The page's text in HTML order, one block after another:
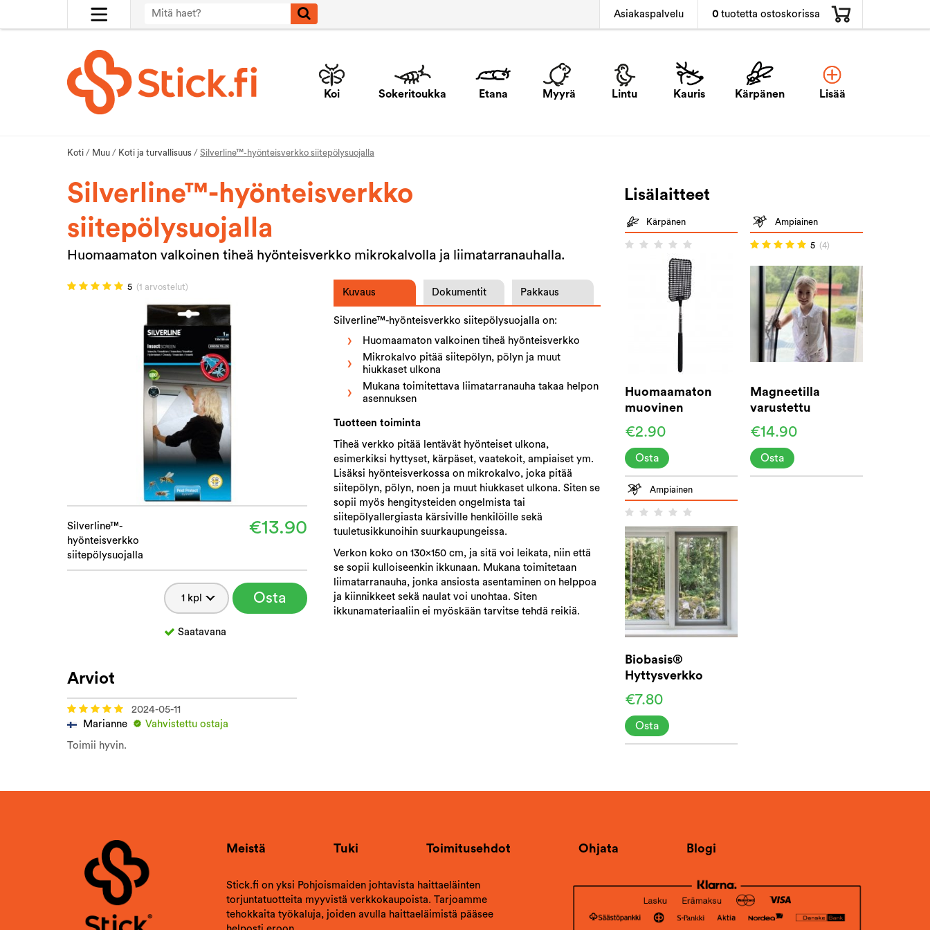
Asiakaspalvelu 0 tuotetta ostoskorissa
Koi Sokeritoukka Etana Myyrä Lintu Kauris Kärpänen Lisää
Koti / Muu / Koti ja turvallisuus / Silverline™-hyönteisverkko siitepölysuojalla
Silverline™-hyönteisverkko
siitepölysuojalla
Huomaamaton valkoinen tiheä hyönteisverkko mikrokalvolla ja liimatarranauhalla.
5 (1 arvostelut)
Silverline™-
hyönteisverkko
siitepölysuojalla
€13.90
Osta
Saatavana
Kuvaus Dokumentit Pakkaus
Silverline™-hyönteisverkko siitepölysuojalla on:
Huomaamaton valkoinen tiheä hyönteisverkko
Mikrokalvo pitää siitepölyn, pölyn ja muut
hiukkaset ulkona
Mukana toimitettava liimatarranauha takaa helpon
asennuksen
Tuotteen toiminta
Tiheä verkko pitää lentävät hyönteiset ulkona,
esimerkiksi hyttyset, kärpäset, vaatekoit, ampiaiset ym.
Lisäksi hyönteisverkossa on mikrokalvo, joka pitää
siitepölyn, pölyn, noen ja muut hiukkaset ulkona. Siten se
sopii myös hengitysteiden ongelmista tai
siitepölyallergiasta kärsiville henkilöille sekä
tuuletusikkunoihin suurkaupungeissa.
Verkon koko on 130x150 cm, ja sitä voi leikata, niin että
se sopii kulloiseenkin ikkunaan. Mukana toimitetaan
liimatarranauha, jonka ansiosta asentaminen on helppoa
ja kiinnikkeet sekä naulat voi unohtaa. Siten
ikkunamateriaaliin ei myöskään tarvitse tehdä reikiä.
Arviot
2024-05-11
Marianne
Vahvistettu ostaja
Toimii hyvin.
Lisälaitteet
Kärpänen
Huomaamaton
muovinen
kärpäslätkä
€2.90
Osta
Ampiainen
5 (4)
Magneetilla
varustettu
hyttysverkko
oveen 210 cm
€14.90
Osta
Ampiainen
Biobasis®
Hyttysverkko
ikkunaan 130x150
€7.80
Osta
Meistä Tuki Toimitusehdot Ohjata Blogi
Stick.fi on yksi Pohjoismaiden johtavista haittaeläinten
torjuntatuotteita myyvistä verkkokaupoista. Tarjoamme
tehokkaita työkaluja, joiden avulla haittaeläimistä pääsee